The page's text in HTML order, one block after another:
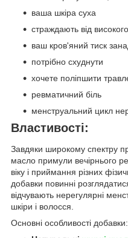
ваша шкіра суха
страждають від
ваш кров'яний тиск
потрібно схуднути
хочете поліпшити
ревматичний біль
менструальний цикл
Властивості:
Завдяки широкому спектру
масло примули вечірнього
віку і приймання різних
добавки повинні
відчувають нерегулярні
шкіри і волосся.
Основні особливості добавки: